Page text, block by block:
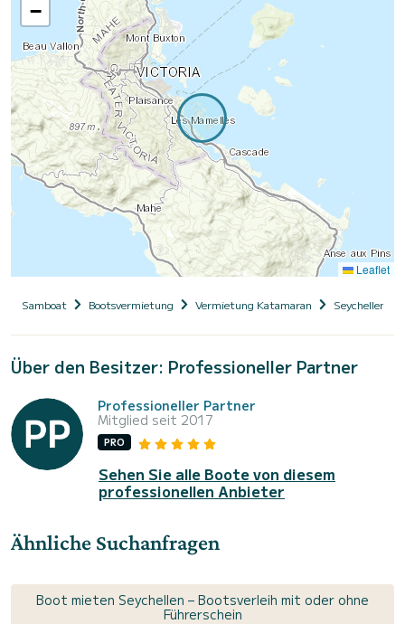
−
Leaflet
Samboat Bootsvermietung Vermietung Katamaran Seychellen
Über den Besitzer: Professioneller Partner
Professioneller Partner
Mitglied seit 2017
PRO
Sehen Sie alle Boote von diesem
professionellen Anbieter
Ähnliche Suchanfragen
Boot mieten Seychellen – Bootsverleih mit oder ohne
Führerschein